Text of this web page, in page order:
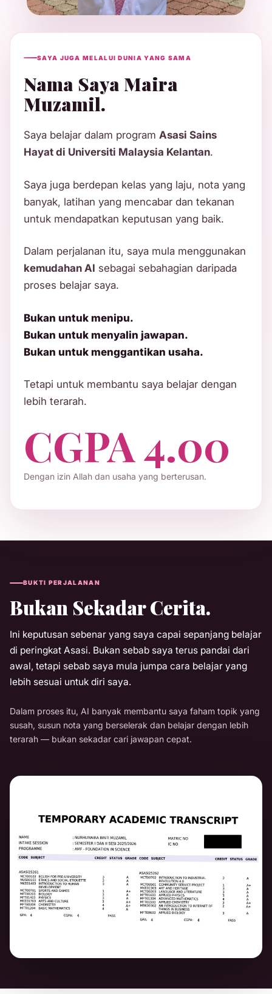
SAYA JUGA MELALUI DUNIA YANG SAMA
Nama Saya Maira
Muzamil.
Saya belajar dalam program Asasi Sains
Hayat di Universiti Malaysia Kelantan.
Saya juga berdepan kelas yang laju, nota yang
banyak, latihan yang mencabar dan tekanan
untuk mendapatkan keputusan yang baik.
Dalam perjalanan itu, saya mula menggunakan
kemudahan AI sebagai sebahagian daripada
proses belajar saya.
Bukan untuk menipu.
Bukan untuk menyalin jawapan.
Bukan untuk menggantikan usaha.
Tetapi untuk membantu saya belajar dengan
lebih terarah.
CGPA 4.00
Dengan izin Allah dan usaha yang berterusan.
BUKTI PERJALANAN
Bukan Sekadar Cerita.
Ini keputusan sebenar yang saya capai sepanjang belajar
di peringkat Asasi. Bukan sebab saya terus pandai dari
awal, tetapi sebab saya mula jumpa cara belajar yang
lebih sesuai untuk diri saya.
Dalam proses itu, AI banyak membantu saya faham topik yang
susah, susun nota yang berselerak dan belajar dengan lebih
terarah — bukan sekadar cari jawapan cepat.